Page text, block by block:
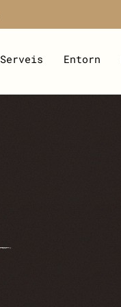
Serveis Entorn